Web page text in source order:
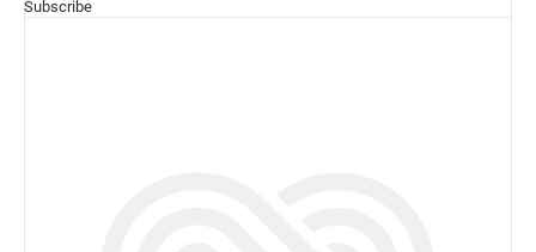
Subscribe